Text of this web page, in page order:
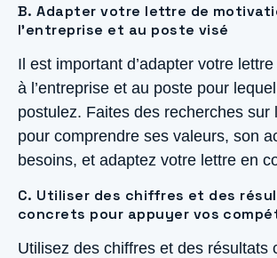
B. Adapter votre lettre de
l’entreprise et au poste visé
Il est important d’adapter votre
à l’entreprise et au poste pour
postulez. Faites des recherches sur
pour comprendre ses valeurs, son
besoins, et adaptez votre lettre en
C. Utiliser des chiffres et des
concrets pour appuyer vos
Utilisez des chiffres et des résultats